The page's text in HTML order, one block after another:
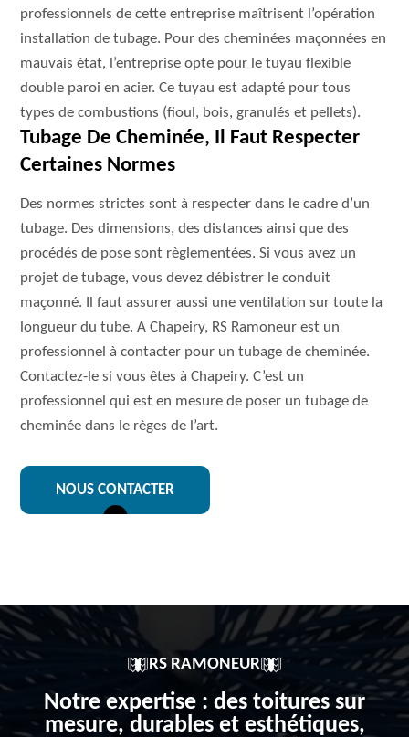
professionnels de cette entreprise maîtrisent l’opération
installation de tubage. Pour des cheminées maçonnées en
mauvais état, l’entreprise opte pour le tuyau flexible
double paroi en acier. Ce tuyau est adapté pour tous
types de combustions (fioul, bois, granulés et pellets).
Tubage De Cheminée, Il Faut Respecter
Certaines Normes
Des normes strictes sont à respecter dans le cadre d’un
tubage. Des dimensions, des distances ainsi que des
procédés de pose sont règlementées. Si vous avez un
projet de tubage, vous devez débistrer le conduit
maçonné. Il faut assurer aussi une ventilation sur toute la
longueur du tube. A Chapeiry, RS Ramoneur est un
professionnel à contacter pour un tubage de cheminée.
Contactez-le si vous êtes à Chapeiry. C’est un
professionnel qui est en mesure de poser un tubage de
cheminée dans le règes de l’art.
NOUS CONTACTER
RS RAMONEUR
Notre expertise : des toitures sur
mesure, durables et esthétiques,